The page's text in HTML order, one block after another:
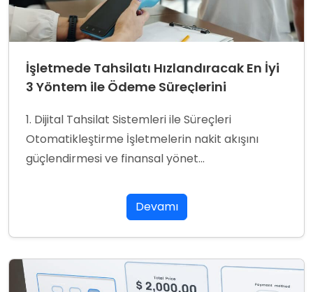
İşletmede Tahsilatı Hızlandıracak En İyi
3 Yöntem ile Ödeme Süreçlerini
1. Dijital Tahsilat Sistemleri ile Süreçleri
Otomatikleştirme İşletmelerin nakit akışını
güçlendirmesi ve finansal yönet...
Devamı